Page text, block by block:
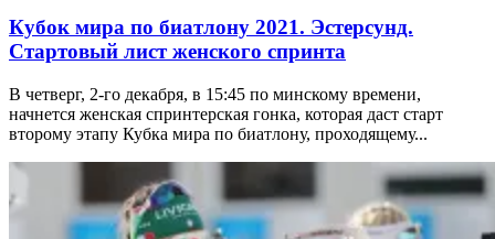
Кубок мира по биатлону 2021. Эстерсунд.
Стартовый лист женского спринта
В четверг, 2-го декабря, в 15:45 по минскому времени,
начнется женская спринтерская гонка, которая даст старт
второму этапу Кубка мира по биатлону, проходящему...